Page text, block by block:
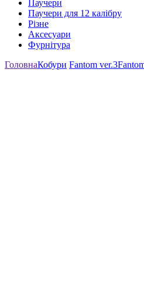
Паучери
Паучери для 12 калібру
Різне
Аксесуари
Фурнітура
ГоловнаКобури Fantom ver.3